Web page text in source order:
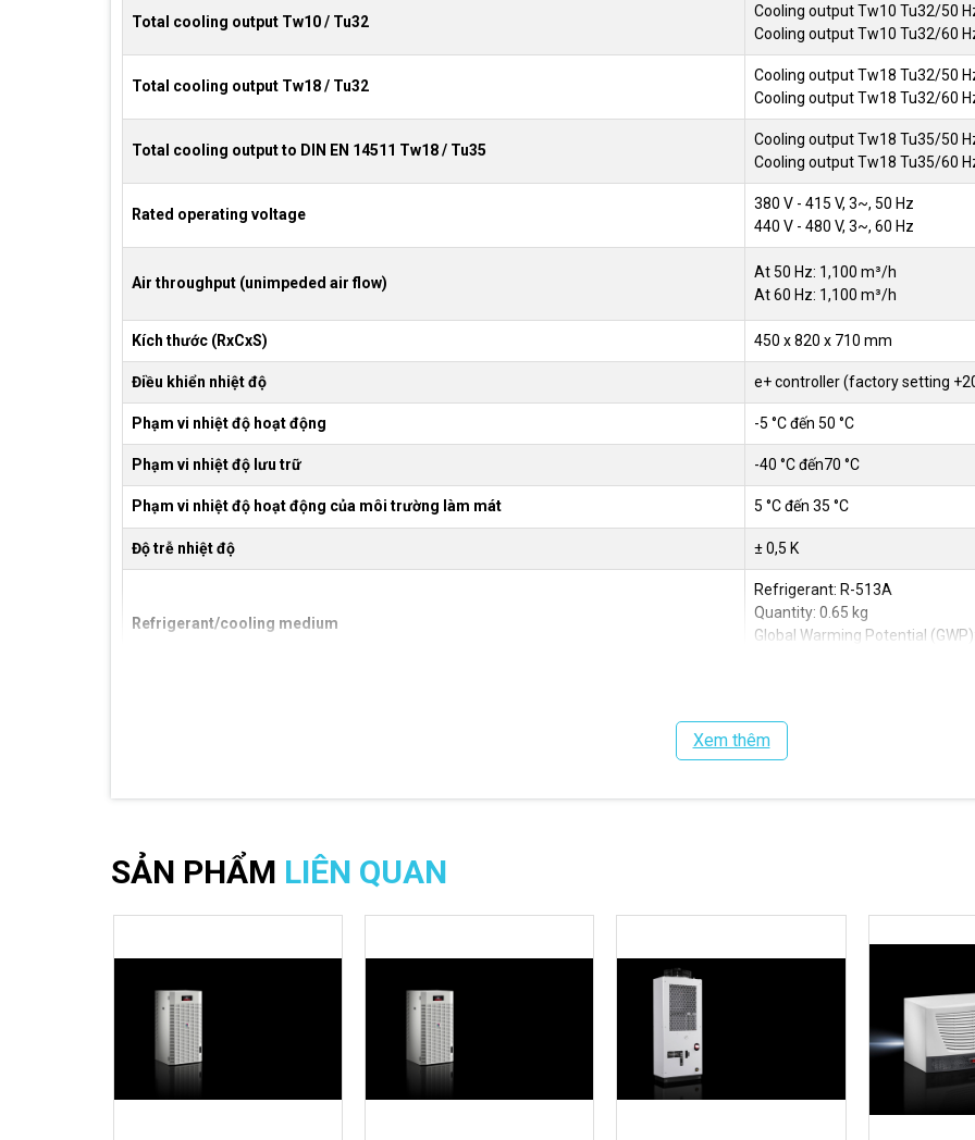
Total cooling output Tw10 / Tu32
Cooling output Tw10 Tu32/50
Cooling output Tw10 Tu32/60
Total cooling output Tw18 / Tu32
Cooling output Tw18 Tu32/50
Cooling output Tw18 Tu32/60
Total cooling output to DIN EN 14511 Tw18 / Tu35
Cooling output Tw18 Tu35/50
Cooling output Tw18 Tu35/60
Rated operating voltage
380 V - 415 V, 3~, 50 Hz
440 V - 480 V, 3~, 60 Hz
Air throughput (unimpeded air flow)
At 50 Hz: 1,100 m³/h
At 60 Hz: 1,100 m³/h
Kích thước (RxCxS) 450 x 820 x 710 mm
Điều khiển nhiệt độ e+ controller (factory setting
Phạm vi nhiệt độ hoạt động -5 °C đến 50 °C
Phạm vi nhiệt độ lưu trữ -40 °C đến70 °C
Phạm vi nhiệt độ hoạt động của môi trường làm mát 5 °C đến 35 °C
Độ trễ nhiệt độ ± 0,5 K
Refrigerant/cooling medium
Refrigerant: R-513A
Quantity: 0.65 kg
Global Warming Potential
50 Hz: 7 lít/phút
Công suất tiêu thụ (Pel)
Dòng điện định mức tối đa
Mạch nước Hệ thống hở kín (hermetically
Water connections ¾" internal thread
Number of cooling circuits 1
Xem thêm
SẢN PHẨM LIÊN QUAN